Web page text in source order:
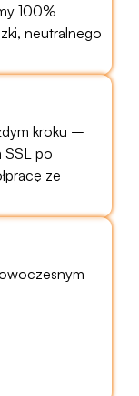
100%
neutralnego
kroku –
SSL po
ze